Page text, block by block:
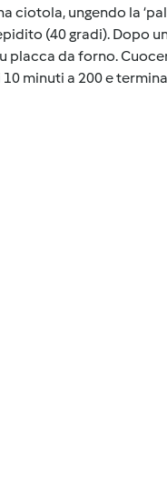
ciotola, ungendo la
(40 gradi). Dopo
placca da forno.
minuti a 200 e